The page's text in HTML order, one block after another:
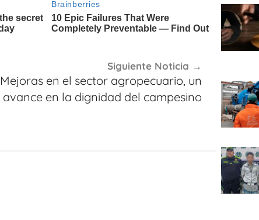
Siguiente Noticia
Mejoras en el sector agropecuario, un
avance en la dignidad del campesino